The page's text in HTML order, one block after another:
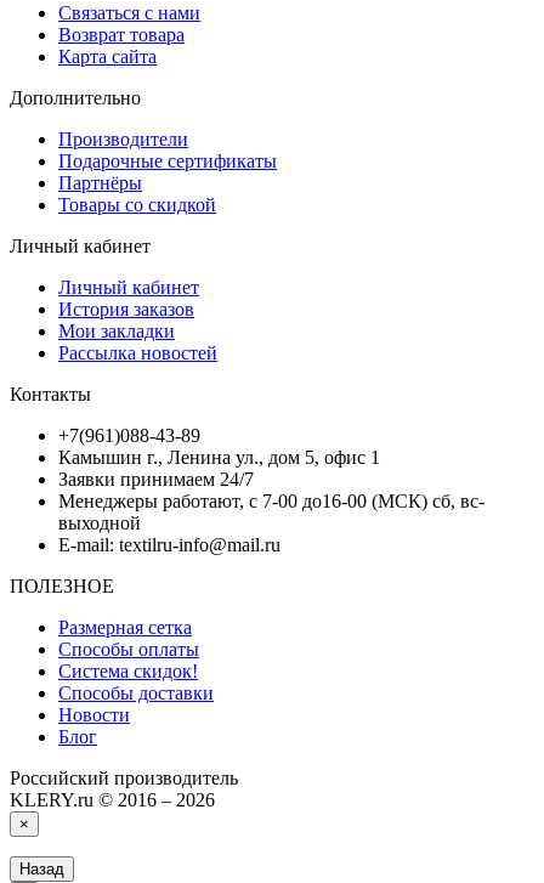
Связаться с нами
Возврат товара
Карта сайта
Дополнительно
Производители
Подарочные сертификаты
Партнёры
Товары со скидкой
Личный кабинет
Личный кабинет
История заказов
Мои закладки
Рассылка новостей
Контакты
+7(961)088-43-89
Камышин г., Ленина ул., дом 5, офис 1
Заявки принимаем 24/7
Менеджеры работают, с 7-00 до16-00 (МСК) сб, вс-
выходной
E-mail: textilru-info@mail.ru
ПОЛЕЗНОЕ
Размерная сетка
Способы оплаты
Система скидок!
Способы доставки
Новости
Блог
Российский производитель
KLERY.ru © 2016 – 2026
×
Назад